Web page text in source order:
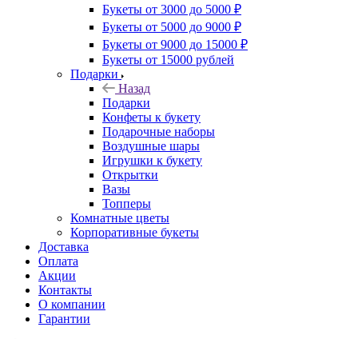
Букеты от 3000 до 5000 ₽
Букеты от 5000 до 9000 ₽
Букеты от 9000 до 15000 ₽
Букеты от 15000 рублей
Подарки
Назад
Подарки
Конфеты к букету
Подарочные наборы
Воздушные шары
Игрушки к букету
Открытки
Вазы
Топперы
Комнатные цветы
Корпоративные букеты
Доставка
Оплата
Акции
Контакты
О компании
Гарантии